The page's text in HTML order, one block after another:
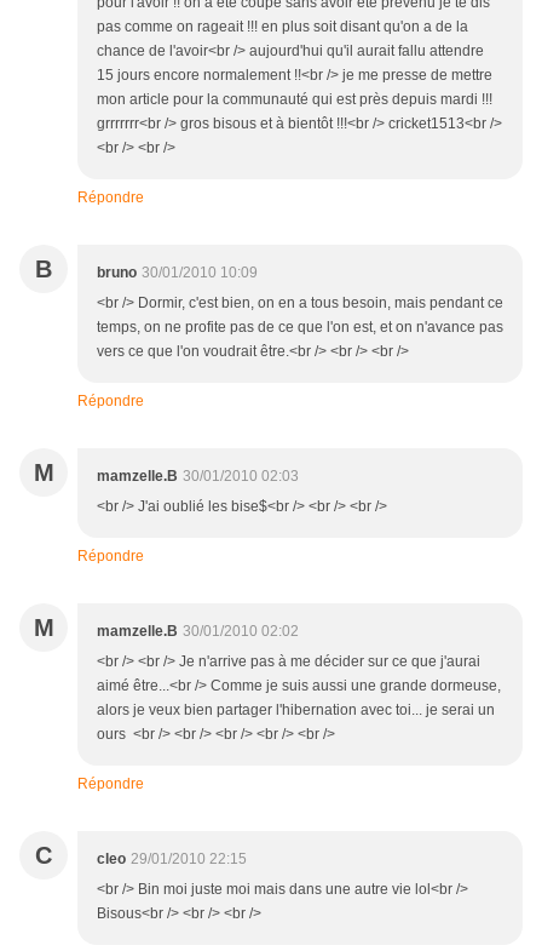
pas comme on rageait !!! en plus soit disant qu'on a de la
chance de l'avoir<br /> aujourd'hui qu'il aurait fallu attendre
15 jours encore normalement !!<br /> je me presse de mettre
mon article pour la communauté qui est près depuis mardi !!!
grrrrrrr<br /> gros bisous et à bientôt !!!<br /> cricket1513<br />
<br /> <br />
Répondre
B bruno 30/01/2010 10:09
<br /> Dormir, c'est bien, on en a tous besoin, mais pendant ce
temps, on ne profite pas de ce que l'on est, et on n'avance pas
vers ce que l'on voudrait être.<br /> <br /> <br />
Répondre
M mamzelle.B 30/01/2010 02:03
<br /> J'ai oublié les bise$<br /> <br /> <br />
Répondre
M mamzelle.B 30/01/2010 02:02
<br /> <br /> Je n'arrive pas à me décider sur ce que j'aurai
aimé être...<br /> Comme je suis aussi une grande dormeuse,
alors je veux bien partager l'hibernation avec toi... je serai un
ours <br /> <br /> <br /> <br /> <br />
Répondre
C cleo 29/01/2010 22:15
<br /> Bin moi juste moi mais dans une autre vie lol<br />
Bisous<br /> <br /> <br />